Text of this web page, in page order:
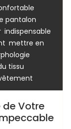
pantalon
indispensable
mettre en
tissu
de Votre